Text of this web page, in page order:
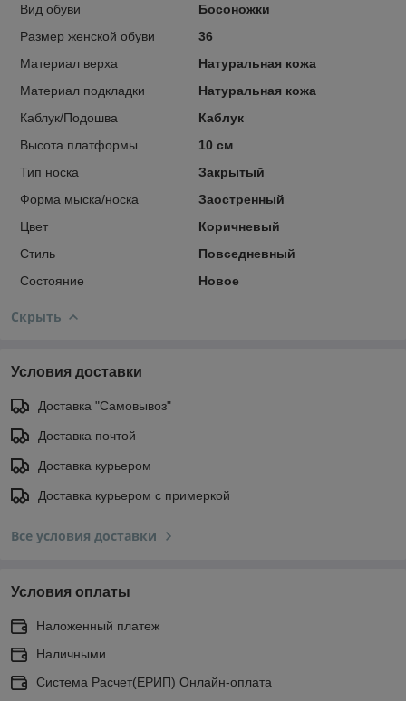
Вид обуви
Босоножки
Размер женской обуви
36
Материал верха
Натуральная кожа
Материал подкладки
Натуральная кожа
Каблук/Подошва
Каблук
Высота платформы
10 см
Тип носка
Закрытый
Форма мыска/носка
Заостренный
Цвет
Коричневый
Стиль
Повседневный
Состояние
Новое
Скрыть
Условия доставки
Доставка "Самовывоз"
Доставка почтой
Доставка курьером
Доставка курьером с примеркой
Все условия доставки
Условия оплаты
Наложенный платеж
Наличными
Система Расчет(ЕРИП) Онлайн-оплата